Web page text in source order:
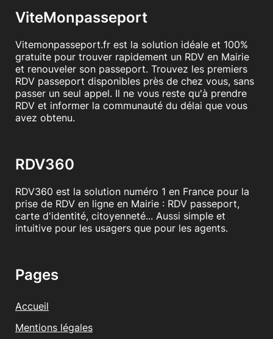
ViteMonpasseport
Vitemonpasseport.fr est la solution idéale et 100%
gratuite pour trouver rapidement un RDV en Mairie
et renouveler son passeport. Trouvez les premiers
RDV passeport disponibles près de chez vous, sans
passer un seul appel. Il ne vous reste qu'à prendre
RDV et informer la communauté du délai que vous
avez obtenu.
RDV360
RDV360 est la solution numéro 1 en France pour la
prise de RDV en ligne en Mairie : RDV passeport,
carte d'identité, citoyenneté... Aussi simple et
intuitive pour les usagers que pour les agents.
Pages
Accueil
Mentions légales